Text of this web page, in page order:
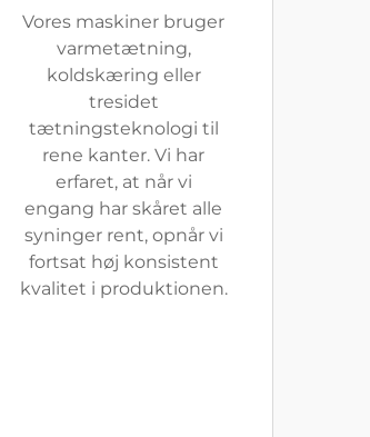
Vores maskiner bruger
varmetætning,
koldskæring eller
tresidet
tætningsteknologi til
rene kanter. Vi har
erfaret, at når vi
engang har skåret alle
syninger rent, opnår vi
fortsat høj konsistent
kvalitet i produktionen.